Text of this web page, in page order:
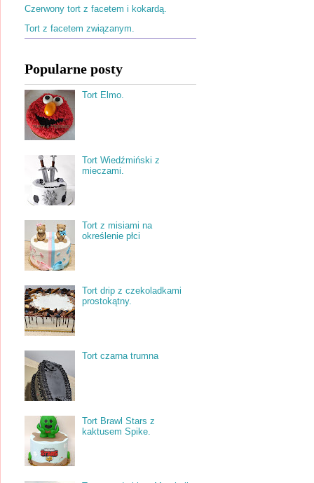
Czerwony tort z facetem i kokardą.
Tort z facetem związanym.
Popularne posty
Tort Elmo.
Tort Wiedźmiński z
mieczami.
Tort z misiami na
określenie płci
Tort drip z czekoladkami
prostokątny.
Tort czarna trumna
Tort Brawl Stars z
kaktusem Spike.